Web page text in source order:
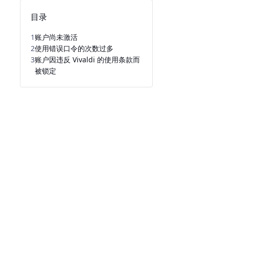
目录
1 账户尚未激活
2使用错误口令的次数过多
3账户因违反 Vivaldi 的使用条款而
被锁定